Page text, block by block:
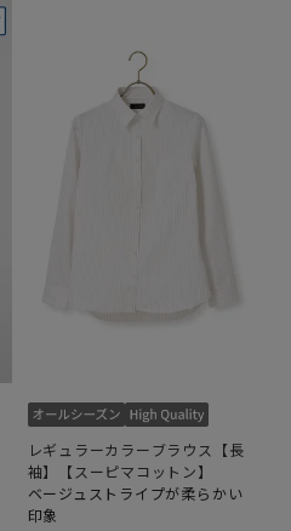
レギュラーカラーブラウス【長
袖】【スーピマコットン】
ベージュストライプが柔らかい
印象